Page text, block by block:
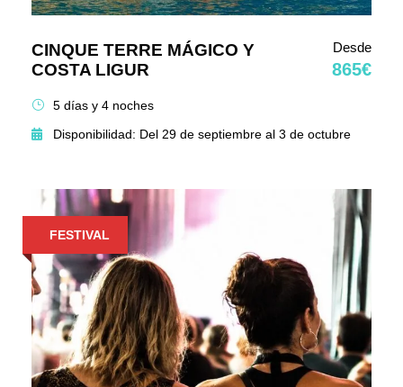
CINQUE TERRE MÁGICO Y
COSTA LIGUR
Desde
865€
5 días y 4 noches
Disponibilidad: Del 29 de septiembre al 3 de octubre
FESTIVAL